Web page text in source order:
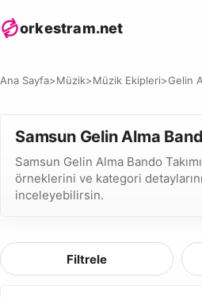
orkestram.net
Ana Sayfa>Müzik>Müzik Ekipleri>Gelin
Samsun Gelin Alma
Samsun Gelin Alma Bando
örneklerini ve kategori
inceleyebilirsin.
Filtrele